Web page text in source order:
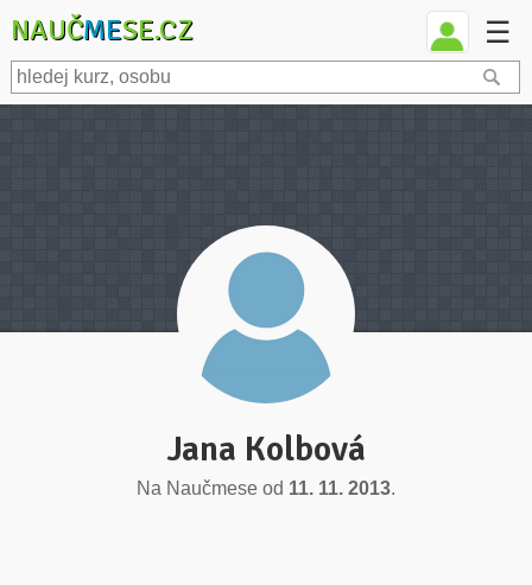
NAUČMESE.CZ ☰
Jana Kolbová
Na Naučmese od 11. 11. 2013.